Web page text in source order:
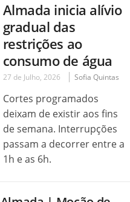
Almada inicia alívio
gradual das
restrições ao
consumo de água
27 de Julho, 2026 Sofia Quintas
Cortes programados
deixam de existir aos fins
de semana. Interrupções
passam a decorrer entre a
1h e as 6h.